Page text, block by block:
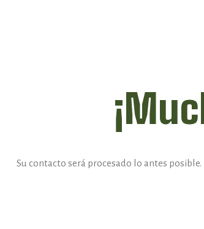
Su contacto será procesado lo antes